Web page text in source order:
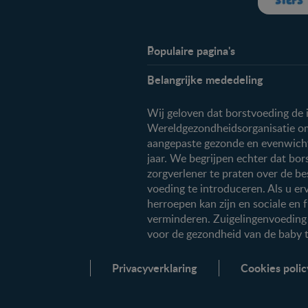
Populaire pagina's
Veelgestelde vragen
Over ons
Contact
Belangrijke mededeling
Wij geloven dat borstvoeding de
Wereldgezondheidsorganisatie
aangepaste gezonde en
jaar. We begrijpen echter dat
zorgverlener te praten over de
voeding te introduceren. Als u
herroepen kan zijn en sociale
verminderen.
voor de gezondheid van de baby
Privacyverklaring Cookies